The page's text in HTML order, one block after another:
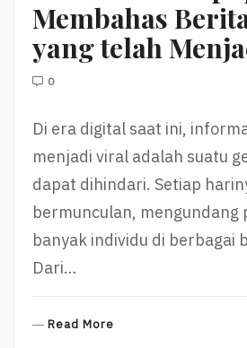
Membahas
yang telah
0
Di era digital saat ini,
menjadi viral adalah suatu
dapat dihindari. Setiap
bermunculan, mengundang
banyak individu di berbagai
Dari…
Read More